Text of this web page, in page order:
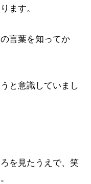
ます。
言葉を知ってか
と意識していまし
を見たうえで、笑